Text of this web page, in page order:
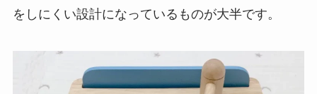
をしにくい設計になっているものが大半です。